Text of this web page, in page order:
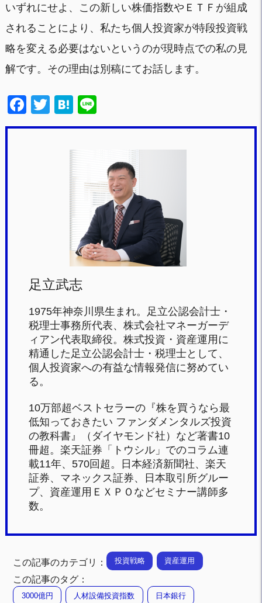
いずれにせよ、この新しい株価指数やＥＴＦが組成
されることにより、私たち個人投資家が特段投資戦
略を変える必要はないというのが現時点での私の見
解です。その理由は別稿にてお話します。
F
a
T
wi
H
at
n
a
n
足立武志
1975年神奈川県生まれ。足立公認会計士・
税理士事務所代表、株式会社マネーガーデ
ィアン代表取締役。株式投資・資産運用に
精通した足立公認会計士・税理士として、
個人投資家への有益な情報発信に努めてい
る。
10万部超ベストセラーの『株を買うなら最
低知っておきたい ファンダメンタルズ投資
の教科書』（ダイヤモンド社）など著書10
冊超。楽天証券「トウシル」でのコラム連
載11年、570回超。日本経済新聞社、楽天
証券、マネックス証券、日本取引所グルー
プ、資産運用ＥＸＰＯなどセミナー講師多
数。
この記事のカテゴリ： 投資戦略 資産運用
この記事のタグ：
3000億円 人材設備投資指数 日本銀行